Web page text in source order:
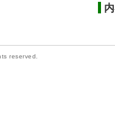
reserved.